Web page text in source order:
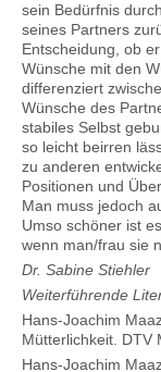
sein Bedürfnis
seines Partners
Entscheidung, ob
Wünsche mit den
differenziert
Wünsche des
stabiles Selbst
so leicht beirren
zu anderen
Positionen und
Man muss jedoch
Umso schöner ist
wenn man/frau sie
Dr. Sabine Stiehler
Weiterführende
Hans-Joachim
Mütterlichkeit. DTV
Hans-Joachim